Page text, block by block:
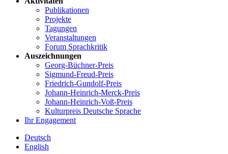
Publikationen
Projekte
Tagungen
Veranstaltungen
Forum Sprachkritik
Auszeichnungen
Georg-Büchner-Preis
Sigmund-Freud-Preis
Friedrich-Gundolf-Preis
Johann-Heinrich-Merck-Preis
Johann-Heinrich-Voß-Preis
Kulturpreis Deutsche Sprache
Ihr Engagement
Deutsch
English